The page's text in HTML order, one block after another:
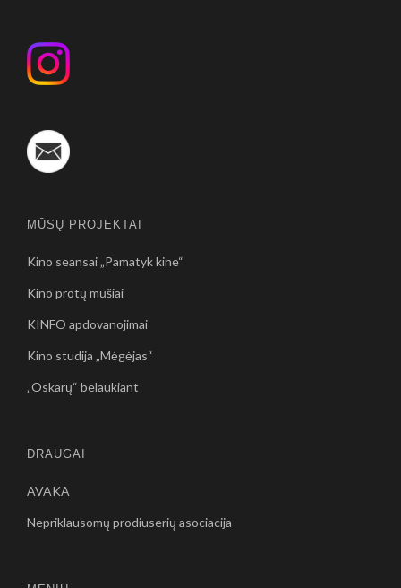
MŪSŲ PROJEKTAI
Kino seansai „Pamatyk kine“
Kino protų mūšiai
KINFO apdovanojimai
Kino studija „Mėgėjas“
„Oskarų“ belaukiant
DRAUGAI
AVAKA
Nepriklausomų prodiuserių asociacija